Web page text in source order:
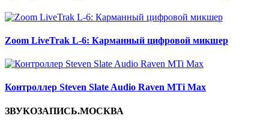
Zoom LiveTrak L-6: Карманный цифровой микшер
Контроллер Steven Slate Audio Raven MTi Max
ЗВУКОЗАПИСЬ.МОСКВА